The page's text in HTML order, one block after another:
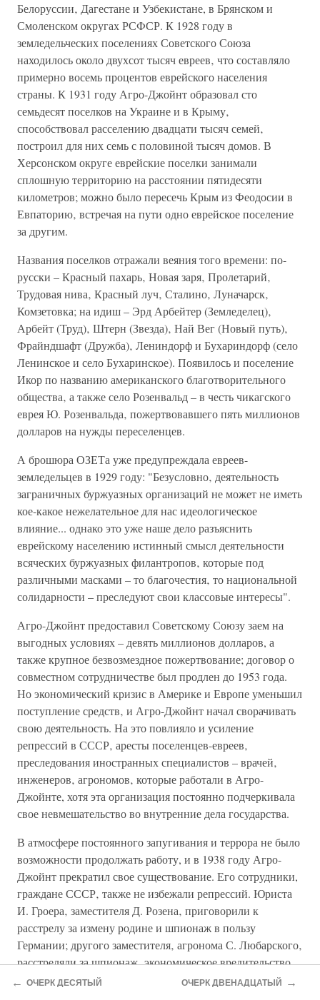
Белоруссии‚ Дагестане и Узбекистане, в Брянском и
Смоленском округах РСФСР. К 1928 году в
земледельческих поселениях Советского Союза
находилось около двухсот тысяч евреев‚ что составляло
примерно восемь процентов еврейского населения
страны. К 1931 году Агро-Джойнт образовал сто
семьдесят поселков на Украине и в Крыму‚
способствовал расселению двадцати тысяч семей‚
построил для них семь с половиной тысяч домов. В
Херсонском округе еврейские поселки занимали
сплошную территорию на расстоянии пятидесяти
километров; можно было пересечь Крым из Феодосии в
Евпаторию‚ встречая на пути одно еврейское поселение
за другим.
Названия поселков отражали веяния того времени: по-
русски – Красный пахарь‚ Новая заря‚ Пролетарий‚
Трудовая нива‚ Красный луч‚ Сталино‚ Луначарск‚
Комзетовка; на идиш – Эрд Арбейтер (Земледелец)‚
Арбейт (Труд)‚ Штерн (Звезда)‚ Най Вег (Новый путь)‚
Фрайндшафт (Дружба)‚ Лениндорф и Бухариндорф (село
Ленинское и село Бухаринское). Появилось и поселение
Икор по названию американского благотворительного
общества‚ а также село Розенвальд – в честь чикагского
еврея Ю. Розенвальда‚ пожертвовавшего пять миллионов
долларов на нужды переселенцев.
А брошюра ОЗЕТа уже предупреждала евреев-
земледельцев в 1929 году: "Безусловно‚ деятельность
заграничных буржуазных организаций не может не иметь
кое-какое нежелательное для нас идеологическое
влияние... однако это уже наше дело разъяснить
еврейскому населению истинный смысл деятельности
всяческих буржуазных филантропов‚ которые под
различными масками – то благочестия‚ то национальной
солидарности – преследуют свои классовые интересы".
Агро-Джойнт предоставил Советскому Союзу заем на
выгодных условиях – девять миллионов долларов, а
также крупное безвозмездное пожертвование; договор о
совместном сотрудничестве был продлен до 1953 года.
Но экономический кризис в Америке и Европе уменьшил
поступление средств‚ и Агро-Джойнт начал сворачивать
свою деятельность. На это повлияло и усиление
репрессий в СССР‚ аресты поселенцев-евреев‚
преследования иностранных специалистов – врачей‚
инженеров‚ агрономов‚ которые работали в Агро-
Джойнте, хотя эта организация постоянно подчеркивала
свое невмешательство во внутренние дела государства.
В атмосфере постоянного запугивания и террора не было
возможности продолжать работу, и в 1938 году Агро-
Джойнт прекратил свое существование. Его сотрудники,
граждане СССР‚ также не избежали репрессий. Юриста
И. Гроера‚ заместителя Д. Розена‚ приговорили к
расстрелу за измену родине и шпионаж в пользу
Германии; другого заместителя‚ агронома С. Любарского‚
расстреляли за шпионаж‚ экономическое вредительство‚
организацию террористических актов (реабилитированы
← ОЧЕРК ДЕСЯТЫЙ ОЧЕРК ДВЕНАДЦАТЫЙ →